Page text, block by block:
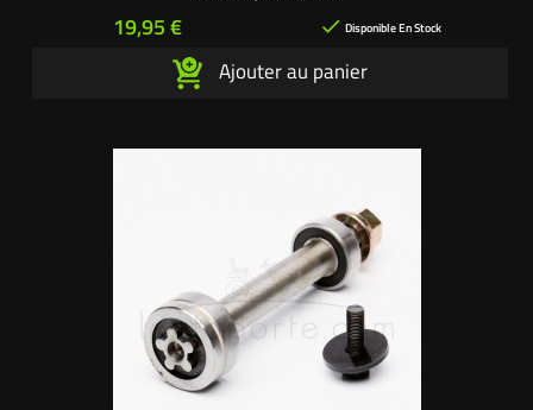
Prix
19,95 €  Disponible En Stock
Ajouter au panier